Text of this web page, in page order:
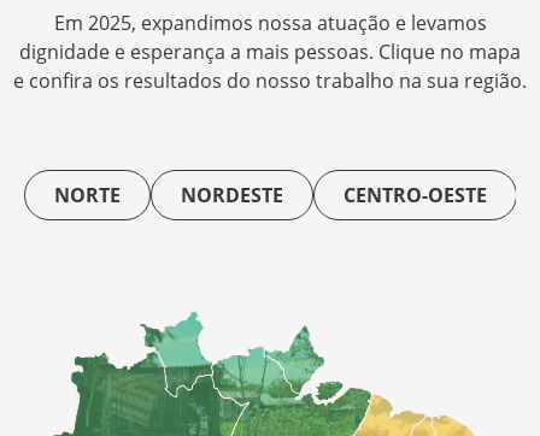
Em 2025, expandimos nossa atuação e levamos
dignidade e esperança a mais pessoas. Clique no mapa
e confira os resultados do nosso trabalho na sua região.
NORTE NORDESTE CENTRO-OESTE
Norte
Centro-oeste
4.072.674 atendimentos prestados
45.073 famílias atendidas
2.431.654benefícios entregues
124.505 pessoas impactadas
Sul